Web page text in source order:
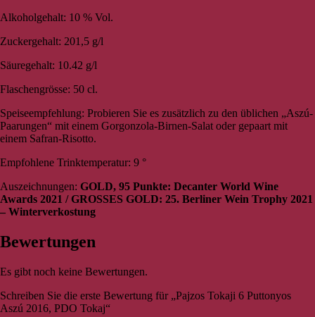
Alkoholgehalt: 10 % Vol.
Zuckergehalt: 201,5 g/l
Säuregehalt: 10.42 g/l
Flaschengrösse: 50 cl.
Speiseempfehlung: Probieren Sie es zusätzlich zu den üblichen „Aszú-
Paarungen“ mit einem Gorgonzola-Birnen-Salat oder gepaart mit
einem Safran-Risotto.
Empfohlene Trinktemperatur: 9 °
Auszeichnungen: GOLD, 95 Punkte: Decanter World Wine
Awards 2021 /GROSSES GOLD: 25. Berliner Wein Trophy 2021
– Winterverkostung
Bewertungen
Es gibt noch keine Bewertungen.
Schreiben Sie die erste Bewertung für „Pajzos Tokaji 6 Puttonyos
Aszú 2016, PDO Tokaj“